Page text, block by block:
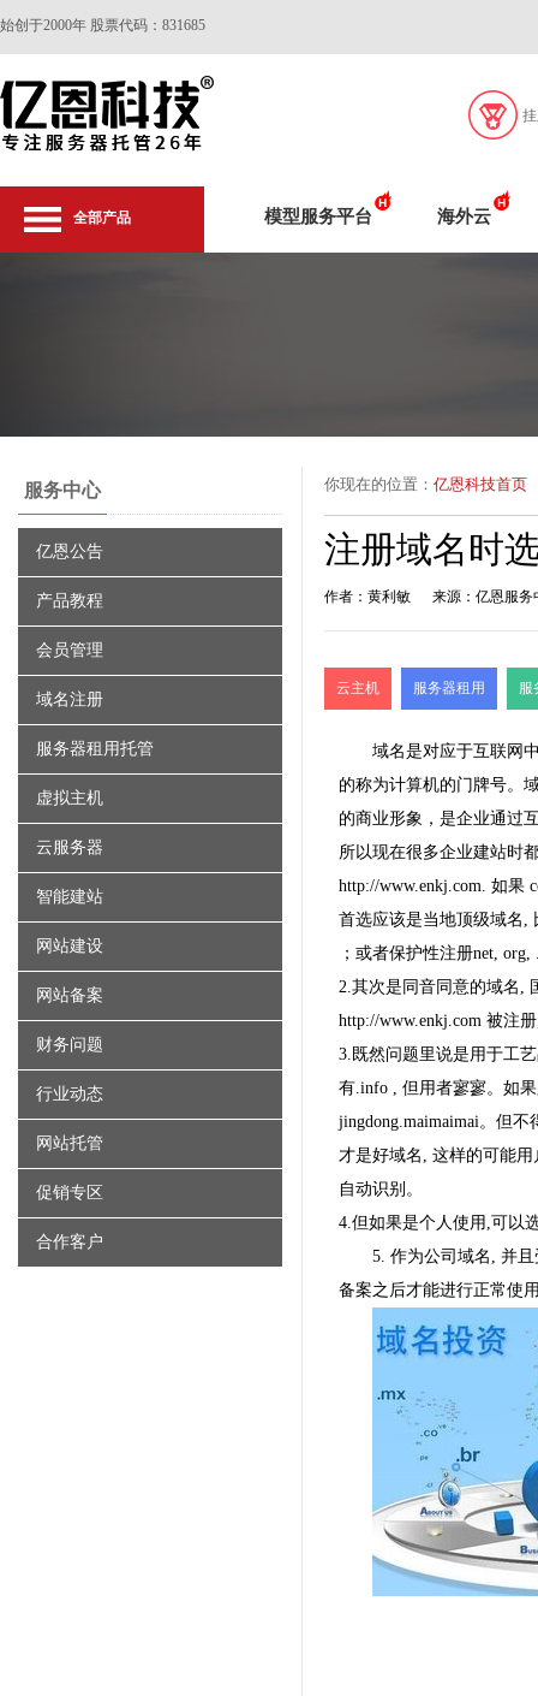
始创于2000年 股票代码：831685
全部产品 模型服务平台 海外云
服务中心
亿恩公告
产品教程
会员管理
域名注册
服务器租用托管
虚拟主机
云服务器
智能建站
网站建设
网站备案
财务问题
行业动态
网站托管
促销专区
合作客户
你现在的位置： 亿恩科技首页
注册域名时
作者：黄利敏 来源：亿恩服务
云主机 服务器租用 服
域名是对应于互联网
的称为计算机的门牌号。
的商业形象，是企业通过
所以现在很多企业建站时
http://www.enkj.com. 如果
首选应该是当地顶级域名,
；或者保护性注册net,
2.其次是同音同意的域名,
http://www.enkj.com 被注
3.既然问题里说是用于工
有.info , 但用者寥寥。如
jingdong.maimaimai。但
才是好域名, 这样的可能
自动识别。
4.但如果是个人使用,可以
5. 作为公司域名, 并
备案之后才能进行正常使